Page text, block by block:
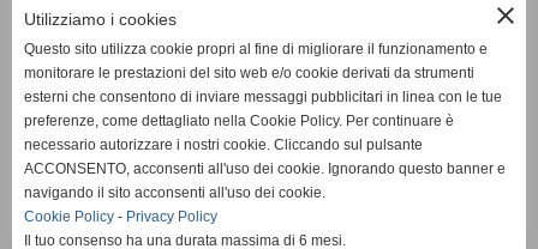
close
Utilizziamo i cookies
Questo sito utilizza cookie propri al fine di migliorare il funzionamento e
monitorare le prestazioni del sito web e/o cookie derivati da strumenti
esterni che consentono di inviare messaggi pubblicitari in linea con le tue
preferenze, come dettagliato nella Cookie Policy. Per continuare è
necessario autorizzare i nostri cookie. Cliccando sul pulsante
ACCONSENTO, acconsenti all'uso dei cookie. Ignorando questo banner e
navigando il sito acconsenti all'uso dei cookie.
Cookie Policy - Privacy Policy
Il tuo consenso ha una durata massima di 6 mesi.